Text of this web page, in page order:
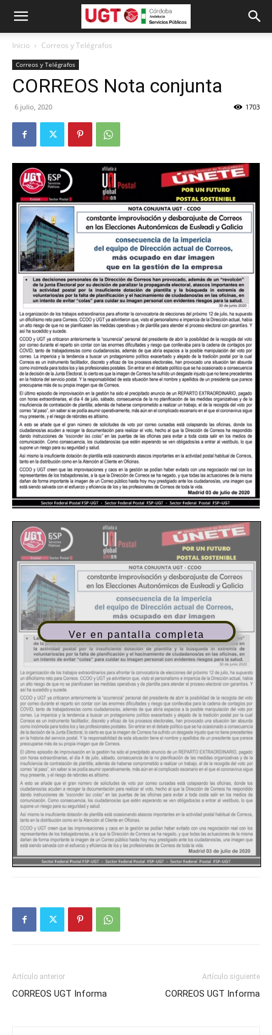
Inicio Correos y Telégrafos
Correos y Telégrafos
CORREOS Nota conjunta
6 julio, 2020 1703
Ver en pantalla completa
Artículo anterior
CORREOS UGT Informa
Artículo siguiente
CORREOS UGT Informa